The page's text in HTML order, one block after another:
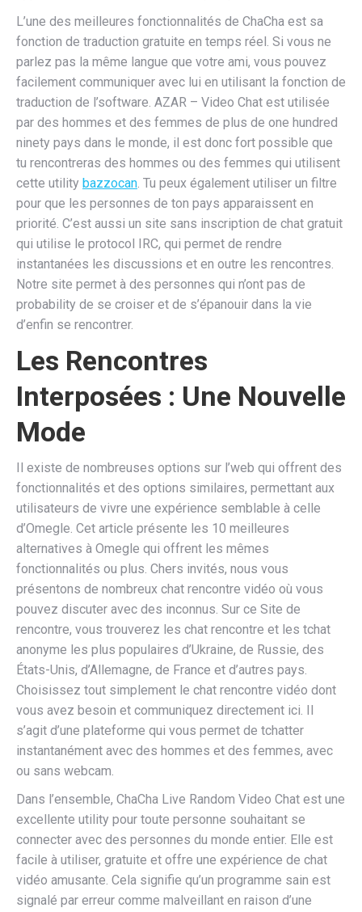
L’une des meilleures fonctionnalités de ChaCha est sa
fonction de traduction gratuite en temps réel. Si vous ne
parlez pas la même langue que votre ami, vous pouvez
facilement communiquer avec lui en utilisant la fonction de
traduction de l’software. AZAR – Video Chat est utilisée
par des hommes et des femmes de plus de one hundred
ninety pays dans le monde, il est donc fort possible que
tu rencontreras des hommes ou des femmes qui utilisent
cette utility bazzocan. Tu peux également utiliser un filtre
pour que les personnes de ton pays apparaissent en
priorité. C’est aussi un site sans inscription de chat gratuit
qui utilise le protocol IRC, qui permet de rendre
instantanées les discussions et en outre les rencontres.
Notre site permet à des personnes qui n’ont pas de
probability de se croiser et de s’épanouir dans la vie
d’enfin se rencontrer.
Les Rencontres
Interposées : Une Nouvelle
Mode
Il existe de nombreuses options sur l’web qui offrent des
fonctionnalités et des options similaires, permettant aux
utilisateurs de vivre une expérience semblable à celle
d’Omegle. Cet article présente les 10 meilleures
alternatives à Omegle qui offrent les mêmes
fonctionnalités ou plus. Chers invités, nous vous
présentons de nombreux chat rencontre vidéo où vous
pouvez discuter avec des inconnus. Sur ce Site de
rencontre, vous trouverez les chat rencontre et les tchat
anonyme les plus populaires d’Ukraine, de Russie, des
États-Unis, d’Allemagne, de France et d’autres pays.
Choisissez tout simplement le chat rencontre vidéo dont
vous avez besoin et communiquez directement ici. Il
s’agit d’une plateforme qui vous permet de tchatter
instantanément avec des hommes et des femmes, avec
ou sans webcam.
Dans l’ensemble, ChaCha Live Random Video Chat est une
excellente utility pour toute personne souhaitant se
connecter avec des personnes du monde entier. Elle est
facile à utiliser, gratuite et offre une expérience de chat
vidéo amusante. Cela signifie qu’un programme sain est
signalé par erreur comme malveillant en raison d’une